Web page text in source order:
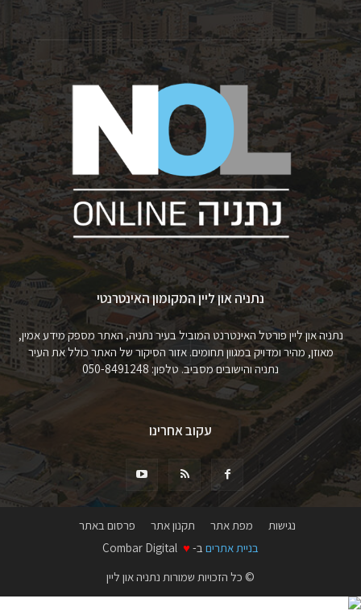
נתניה און ליין המקומון האינטרנטי
נתניה און ליין פורטל האינטרנט המוביל בעיר נתניה, האתר מספק מידע אמין,
מאוזן, מהיר ומדויק במגוון תחומים. אזור הסיקור של האתר כולל את העיר
נתניה והישובים מסביב. טלפון: 050-8491248
עקוב אחרינו
נגישות מפת אתר תקנון אתר
פרסום באתר
בניית אתרים ב- ♥
© כל הזכויות שמורות נתניה און ליין